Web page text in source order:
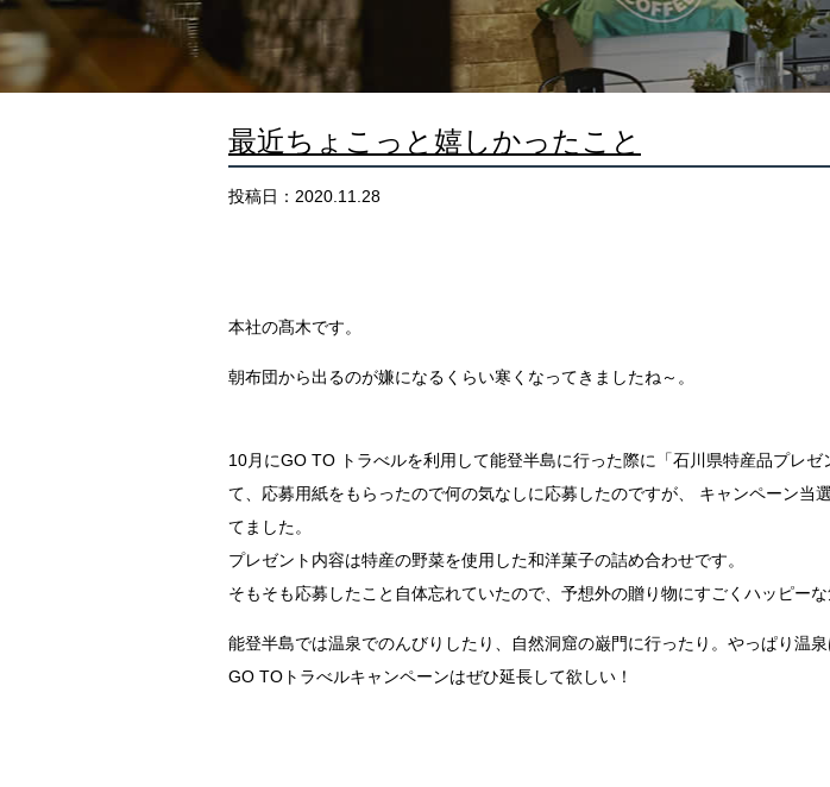
最近ちょこっと嬉しかったこと
投稿日：2020.11.28
本社の髙木です。
朝布団から出るのが嫌になるくらい寒くなってきましたね～。
10月にGO TO トラべルを利用して能登半島に行った際に「石川県特産品プレ
て、応募用紙をもらったので何の気なしに応募したのですが、
キャンペーン当
てました。
プレゼント内容は特産の野菜を使用した和洋菓子の詰め合わせです。
そもそも応募したこと自体忘れていたので、 予想外の贈り物にすごくハッピーな
能登半島では温泉でのんびりしたり、自然洞窟の巌門に行ったり。やっぱり温泉
GO TO トラべルキャンペーンはぜひ延長して欲しい！